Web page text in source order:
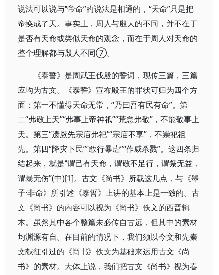
说法可以说与“帝命”的说法是相通的，“天命”只是把
帝换成了天。事实上，周人与殷人的不同，并不在于
是否有天命或类似天命的观念，而在于周人对天命的
整个理解都与殷人不同⑦。
《泰誓》是周武王伐殷的誓词，现传三篇，三篇
应均为古文。《泰誓》宣布殷王的罪状可归为四个方
面：第一不懂得天命无常，“乃曰吾有民有命”。第
二“弗敬上天”“弗事上帝神祇”“荒怠弗敬”，不能敬事上
天。第三“遗厥先宗庙弗祀”“宗庙不享”，不崇祀祖
先。第四“降灾下民”“敢行暴虐”“作威杀戮”。这四条归
结起来，就是“谓己有天命，谓敬不足行，谓祭无益，
谓暴无伤”(中)[1]。古文《尚书》所载这几点，与《墨
子·非命》所引述《泰誓》上讲的基本上是一致的。古
文《尚书》的内容可以视为《尚书》佚文的西晋辑
本。虽然其中各个整篇未必传自古远，但其中的素材
均渊源有自。在目前的情况下，我们须以今文和先秦
文献征引过的《尚书》佚文为基础来运用古文《尚
书》的素材。大体上说，我们把古文《尚书》视为春